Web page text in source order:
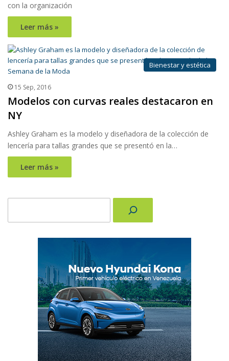
con la organización
Leer más »
Bienestar y estética
15 Sep, 2016
Modelos con curvas reales destacaron en
NY
Ashley Graham es la modelo y diseñadora de la colección de
lencería para tallas grandes que se presentó en la…
Leer más »